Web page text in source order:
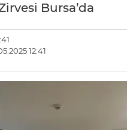
Bursa’da
12:41